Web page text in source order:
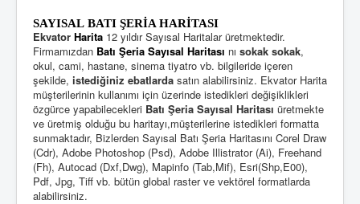
SAYISAL BATI ŞERİA HARİTASI
Ekvator Harita 12 yıldır Sayısal Haritalar üretmektedir.
Firmamızdan Batı Şeria Sayısal Haritası nı sokak sokak,
okul, cami, hastane, sinema tiyatro vb. bilgileride içeren
şekilde, istediğiniz ebatlarda satın alabilirsiniz. Ekvator Harita
müşterilerinin kullanımı için üzerinde istedikleri değişiklikleri
özgürce yapabilecekleri Batı Şeria Sayısal Haritası üretmekte
ve üretmiş olduğu bu haritayı,müşterilerine istedikleri formatta
sunmaktadır, Bizlerden Sayısal Batı Şeria Haritasını Corel Draw
(Cdr), Adobe Photoshop (Psd), Adobe Illistrator (Ai), Freehand
(Fh), Autocad (Dxf,Dwg), Mapinfo (Tab,Mif), Esri(Shp,E00),
Pdf, Jpg, Tiff vb. bütün global raster ve vektörel formatlarda
alabilirsiniz.